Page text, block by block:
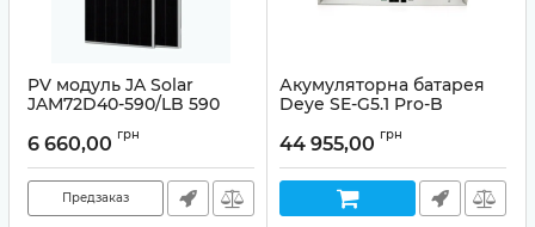
PV модуль JA Solar
JAM72D40-590/LB 590
Артикул: 20271
6 660,00 грн
Предзаказ
Акумуляторна батарея
Deye SE-G5.1 Pro-B
Артикул: 99-00021110
44 955,00 грн